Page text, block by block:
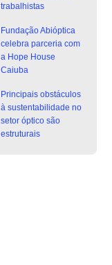
trabalhistas
Fundação Abióptica
celebra parceria com
a Hope House
Caiuba
Principais obstáculos
à sustentabilidade no
setor óptico são
estruturais